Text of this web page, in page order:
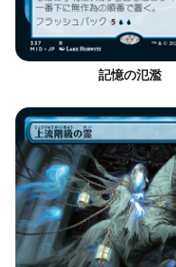
記憶の氾濫